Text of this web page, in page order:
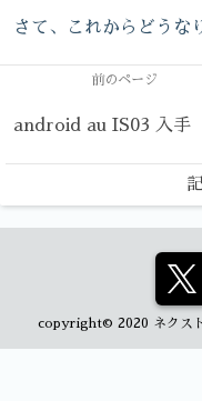
さて、これからどうな
前のページ
android au IS03 入手
copyright© 2020 ネクス